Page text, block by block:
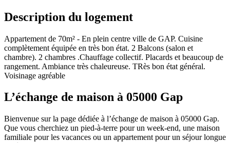
Description du logement
Appartement de 70m² - En plein centre ville de GAP. Cuisine
complètement équipée en très bon état. 2 Balcons (salon et
chambre). 2 chambres .Chauffage collectif. Placards et beaucoup de
rangement. Ambiance très chaleureuse. TRès bon état général.
Voisinage agréable
L’échange de maison à 05000 Gap
Bienvenue sur la page dédiée à l’échange de maison à 05000 Gap.
Que vous cherchiez un pied-à-terre pour un week-end, une maison
familiale pour les vacances ou un appartement pour un séjour longue